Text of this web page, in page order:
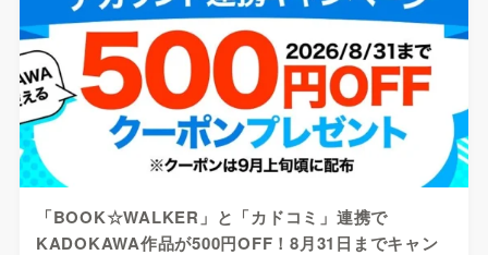
「BOOK☆WALKER」と「カドコミ」連携で
KADOKAWA作品が500円OFF！8月31日までキャン